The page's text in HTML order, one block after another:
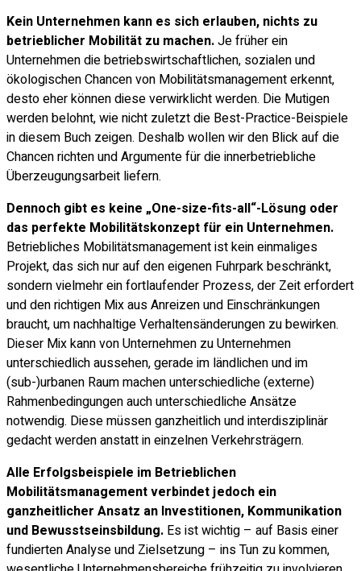
Kein Unternehmen kann es sich erlauben, nichts zu
betrieblicher Mobilität zu machen.​Je früher ein
Unternehmen die betriebswirtschaftlichen, sozialen und
ökologischen Chancen von Mobilitätsmanagement erkennt,
desto eher können diese verwirklicht werden. Die Mutigen
werden belohnt, wie nicht zuletzt die Best-Practice-Beispiele
in diesem Buch zeigen. Deshalb wollen wir den Blick auf die
Chancen richten und Argumente für die innerbetriebliche
Überzeugungsarbeit liefern.
Dennoch gibt es keine „One-size-fits-all“-Lösung oder
das perfekte Mobilitätskonzept für ein Unternehmen.
Betriebliches Mobilitätsmanagement ist kein einmaliges
Projekt, das sich nur auf den eigenen Fuhrpark beschränkt,
sondern vielmehr ein fortlaufender Prozess, der Zeit erfordert
und den richtigen Mix aus Anreizen und Einschränkungen
braucht, um nachhaltige Verhaltensänderungen zu bewirken.
Dieser Mix kann von Unternehmen zu Unternehmen
unterschiedlich aussehen, gerade im ländlichen und im
(sub-)urbanen Raum machen unterschiedliche (externe)
Rahmenbedingungen auch unterschiedliche Ansätze
notwendig. Diese müssen ganzheitlich und interdisziplinär
gedacht werden anstatt in einzelnen Verkehrsträgern.
Alle Erfolgsbeispiele im Betrieblichen
Mobilitätsmanagement verbindet jedoch ein
ganzheitlicher Ansatz an Investitionen, Kommunikation
und Bewusstseinsbildung. Es ist wichtig – auf Basis einer
fundierten Analyse und Zielsetzung – ins Tun zu kommen,